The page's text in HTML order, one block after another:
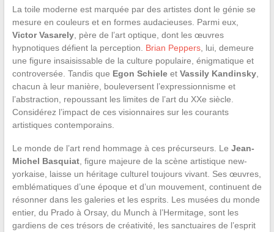
La toile moderne est marquée par des artistes dont le génie se
mesure en couleurs et en formes audacieuses. Parmi eux,
Victor Vasarely, père de l’art optique, dont les œuvres
hypnotiques défient la perception. Brian Peppers, lui, demeure
une figure insaisissable de la culture populaire, énigmatique et
controversée. Tandis que Egon Schieleet Vassily Kandinsky,
chacun à leur manière, bouleversent l’expressionnisme et
l’abstraction, repoussant les limites de l’art du XXe siècle.
Considérez l’impact de ces visionnaires sur les courants
artistiques contemporains.
Le monde de l’art rend hommage à ces précurseurs. Le Jean-
Michel Basquiat, figure majeure de la scène artistique new-
yorkaise, laisse un héritage culturel toujours vivant. Ses œuvres,
emblématiques d’une époque et d’un mouvement, continuent de
résonner dans les galeries et les esprits. Les musées du monde
entier, du Prado à Orsay, du Munch à l’Hermitage, sont les
gardiens de ces trésors de créativité, les sanctuaires de l’esprit